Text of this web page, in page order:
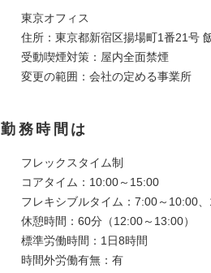
東京オフィス
住所：東京都新宿区揚場町1番21号
受動喫煙対策：屋内全面禁煙
変更の範囲：会社の定める事業所
勤務時間は
フレックスタイム制
コアタイム：10:00～15:00
フレキシブルタイム：7:00～10:00
休憩時間：60分（12:00～13:00）
標準労働時間：1日8時間
時間外労働有無：有